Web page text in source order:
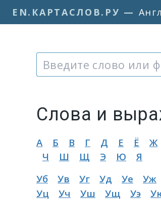
EN.КАРТАСЛОВ.РУ —
Слова и
А Б В Г Д Е Ё Ж
Ч
Ш Щ Э Ю
Я
Уб
Ув Уг Уд Уе Уж
Уц
Уч Уш Ущ Уэ